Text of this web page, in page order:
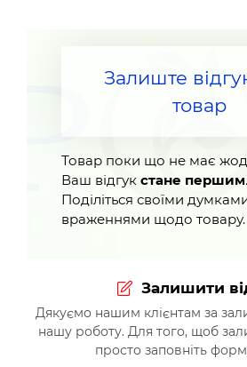
Залиште
товар
Товар поки що не має
Ваш відгук стане першим.
Поділіться своїми
враженнями щодо товару.
Залишити
Дякуємо нашим клієнтам за
нашу роботу. Для того, щоб
просто заповніть